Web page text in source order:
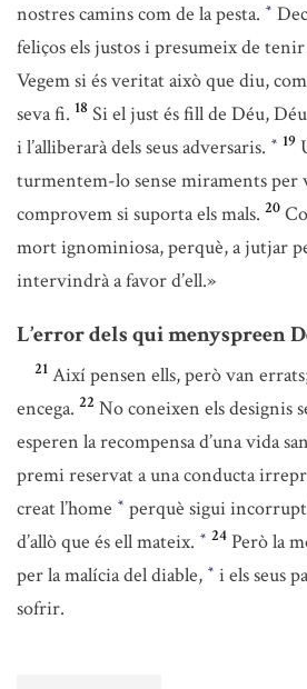
nostres camins com de la pesta. *
feliços els justos i presumeix de
Vegem si és veritat això que diu,
seva fi. 18 Si el just és fill de Déu,
i l’alliberarà dels seus adversaris. * 19
turmentem-lo sense miraments per
comprovem si suporta els mals. 20
mort ignominiosa, perquè, a jutjar
intervindrà a favor d’ell.»
L’error dels qui menyspreen
21 Així pensen ells, però van
encega. 22 No coneixen els designis
esperen la recompensa d’una vida
premi reservat a una conducta
creat l’home * perquè sigui
d’allò que és ell mateix. * 24 Però la
per la malícia del diable, * i els seus
sofrir.